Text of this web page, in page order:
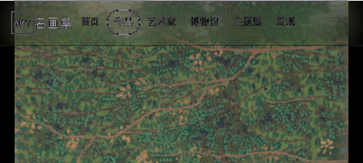
ART 名画集 首页 作品 艺术家 博物馆 主题展 发现